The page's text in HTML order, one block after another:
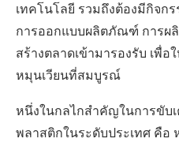
เทคโนโลยี รวมถึงต้องมีกิจก
การออกแบบผลิตภัณฑ์ การผ
สร้างตลาดเข้ามารองรับ เพื่อ
หมุนเวียนที่สมบูรณ์
หนึ่งในกลไกสำคัญในการขับ
พลาสติกในระดับประเทศ คือ